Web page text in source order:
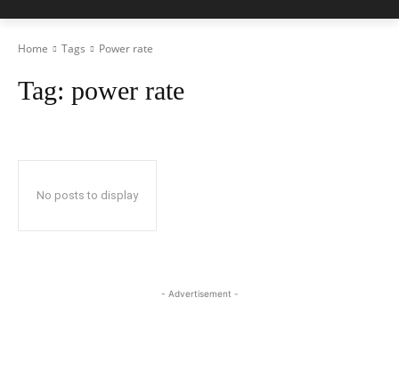
Home Tags Power rate
Tag: power rate
No posts to display
- Advertisement -